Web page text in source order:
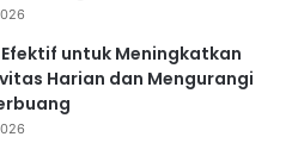
untuk Meningkatkan
Harian dan Mengurangi